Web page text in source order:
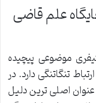
علم قاضی
موضوعی پیچیده
تنگاتنگی دارد. در
اصلی ترین دلیل